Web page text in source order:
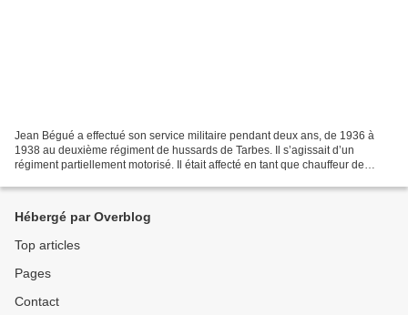
Jean Bégué a effectué son service militaire pendant deux ans, de 1936 à
1938 au deuxième régiment de hussards de Tarbes. Il s’agissait d’un
régiment partiellement motorisé. Il était affecté en tant que chauffeur de
Hébergé par Overblog
Top articles
Pages
Contact